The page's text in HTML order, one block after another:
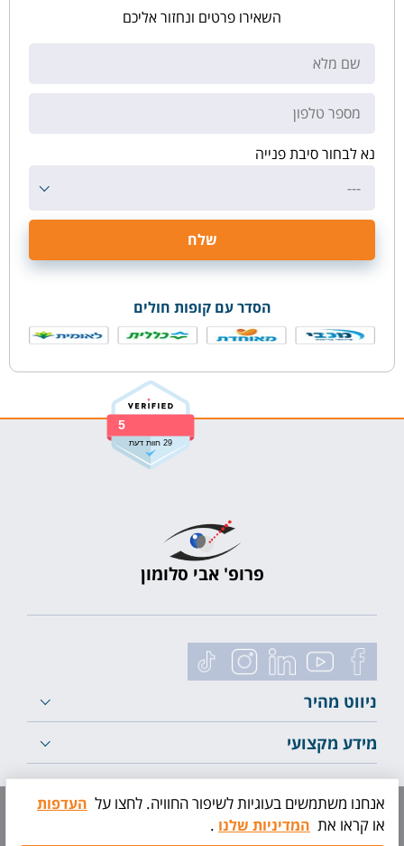
השאירו פרטים ונחזור אליכם
נא לבחור סיבת פנייה
---
הסדר עם קופות חולים
5
29 חוות דעת
פרופ' אבי סלומון
ניווט מהיר
מידע מקצועי
לייעוץ ראשוני
אנחנו משתמשים בעוגיות לשיפור החוויה. לחצו על העדפות
או קראו את המדיניות שלנו .